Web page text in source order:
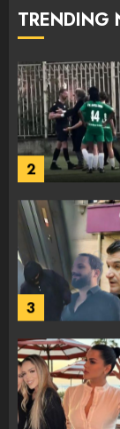
TRENDING
1
2
3